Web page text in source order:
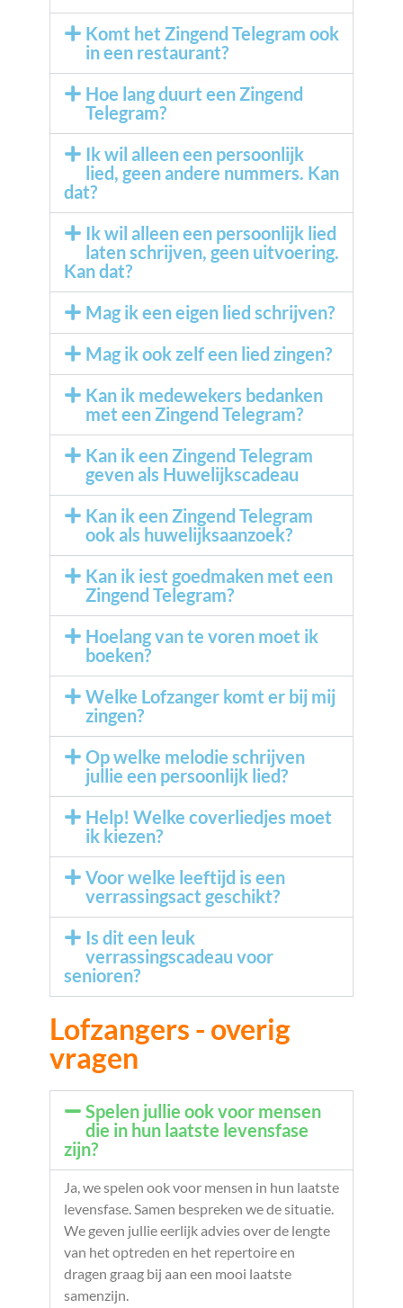
Komt het Zingend Telegram ook
in een restaurant?
Hoe lang duurt een Zingend
Telegram?
Ik wil alleen een persoonlijk
lied, geen andere nummers. Kan
dat?
Ik wil alleen een persoonlijk lied
laten schrijven, geen uitvoering.
Kan dat?
Mag ik een eigen lied schrijven?
Mag ik ook zelf een lied zingen?
Kan ik medewekers bedanken
met een Zingend Telegram?
Kan ik een Zingend Telegram
geven als Huwelijkscadeau
Kan ik een Zingend Telegram
ook als huwelijksaanzoek?
Kan ik iest goedmaken met een
Zingend Telegram?
Hoelang van te voren moet ik
boeken?
Welke Lofzanger komt er bij mij
zingen?
Op welke melodie schrijven
jullie een persoonlijk lied?
Help! Welke coverliedjes moet
ik kiezen?
Voor welke leeftijd is een
verrassingsact geschikt?
Is dit een leuk
verrassingscadeau voor
senioren?
Lofzangers - overig
vragen
Spelen jullie ook voor mensen
die in hun laatste levensfase
zijn?
Ja, we spelen ook voor mensen in hun laatste
levensfase. Samen bespreken we de situatie.
We geven jullie eerlijk advies over de lengte
van het optreden en het repertoire en
dragen graag bij aan een mooi laatste
samenzijn.